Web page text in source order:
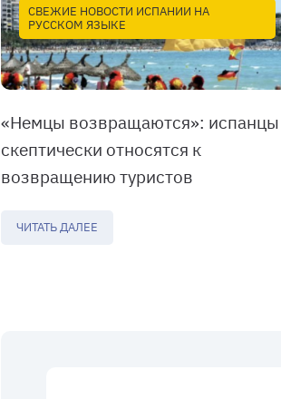
СВЕЖИЕ НОВОСТИ ИСПАНИИ НА
РУССКОМ ЯЗЫКЕ
«Немцы возвращаются»: испанцы
скептически относятся к
возвращению туристов
ЧИТАТЬ ДАЛЕЕ